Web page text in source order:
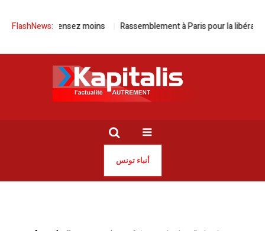
FlashNews:
plus, dépensez moins Rassemblement à Paris pour la libération de
أنباء تونس